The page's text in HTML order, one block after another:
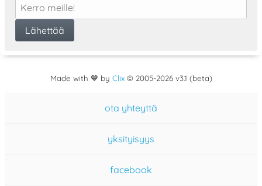
Made with 💙 by Clix© 2005-2026 v3.1 (beta)
ota yhteyttä
yksityisyys
facebook